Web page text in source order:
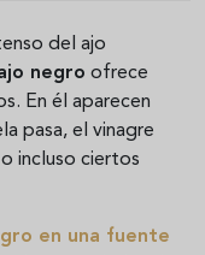
del ajo
negro ofrece
En él aparecen
pasa, el vinagre
incluso ciertos
en una fuente